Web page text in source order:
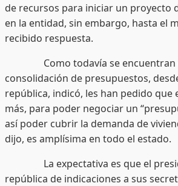
de recursos para iniciar un proyecto
en la entidad, sin embargo, hasta el
recibido respuesta.
Como todavía se encuentran
consolidación de presupuestos,
república, indicó, les han pedido que
más, para poder negociar un
así poder cubrir la demanda de
dijo, es amplísima en todo el estado.
La expectativa es que el
república de indicaciones a sus